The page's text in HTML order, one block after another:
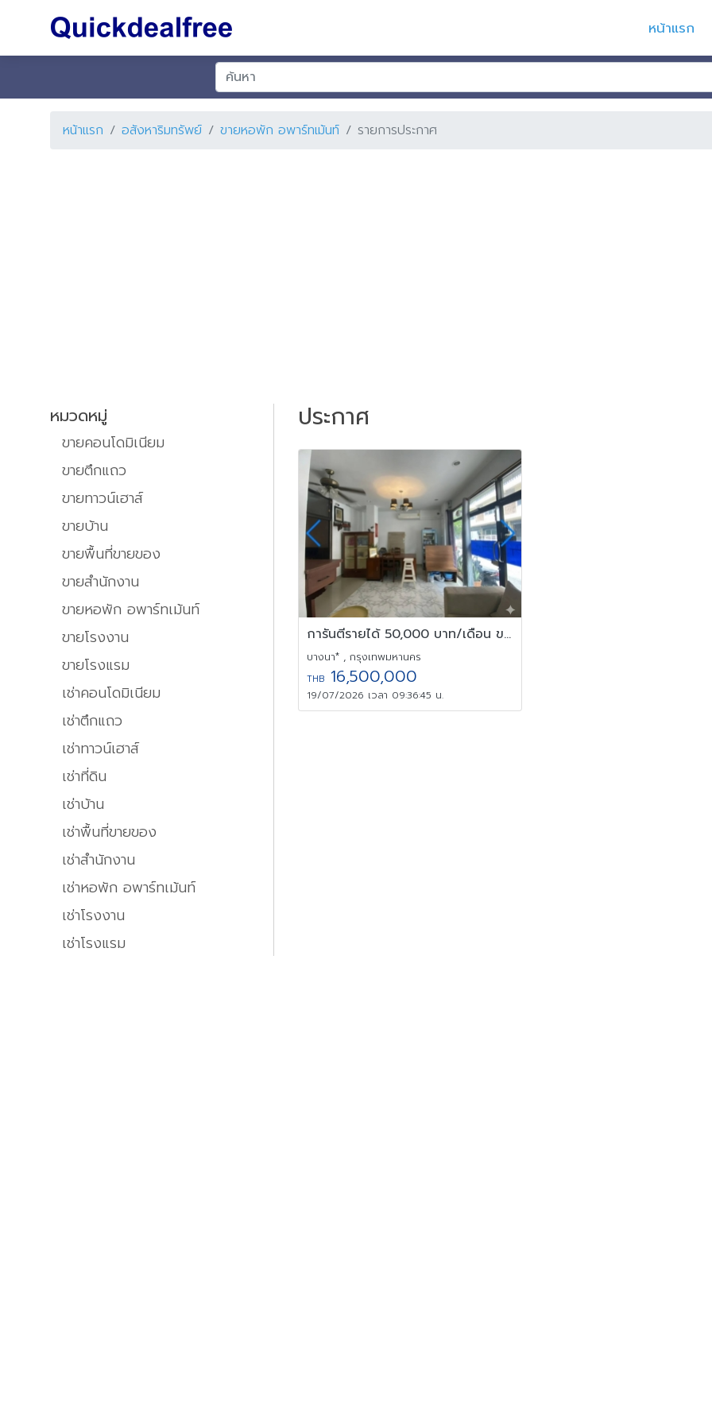
หน้าแรก
หน้าแรก อสังหาริมทรัพย์ ขายหอพัก อพาร์ทเม้นท์ รายการประกาศ
หมวดหมู่
ขายคอนโดมิเนียม
ขายตึกแถว
ขายทาวน์เฮาส์
ขายบ้าน
ขายพื้นที่ขายของ
ขายสำนักงาน
ขายหอพัก อพาร์ทเม้นท์
ขายโรงงาน
ขายโรงแรม
เช่าคอนโดมิเนียม
เช่าตึกแถว
เช่าทาวน์เฮาส์
เช่าที่ดิน
เช่าบ้าน
เช่าพื้นที่ขายของ
เช่าสำนักงาน
เช่าหอพัก อพาร์ทเม้นท์
เช่าโรงงาน
เช่าโรงแรม
ประกาศ
การันตีรายได้ 50,000 บาท/เดือน ขายอพาร์ทเม้นท์ ทำเลทอง ใกล้BTS
บางนา* , กรุงเทพมหานคร
THB 16,500,000
19/07/2026 เวลา 09:36:45 น.